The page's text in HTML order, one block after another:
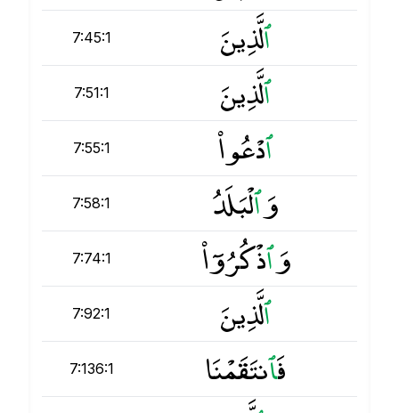
7:45:1 ٱلَّذِينَ
7:51:1 ٱلَّذِينَ
7:55:1 ٱدْعُوا۟
7:58:1 وَٱلْبَلَدُ
7:74:1 وَٱذْكُرُوٓا۟
7:92:1 ٱلَّذِينَ
7:136:1 فَٱنتَقَمْنَا